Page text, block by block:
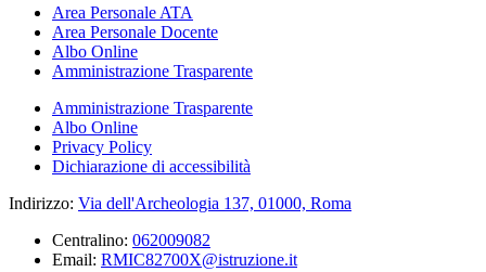
Area Personale ATA
Area Personale Docente
Albo Online
Amministrazione Trasparente
Amministrazione Trasparente
Albo Online
Privacy Policy
Dichiarazione di accessibilità
Indirizzo: Via dell'Archeologia 137, 01000, Roma
Centralino: 062009082
Email: RMIC82700X@istruzione.it